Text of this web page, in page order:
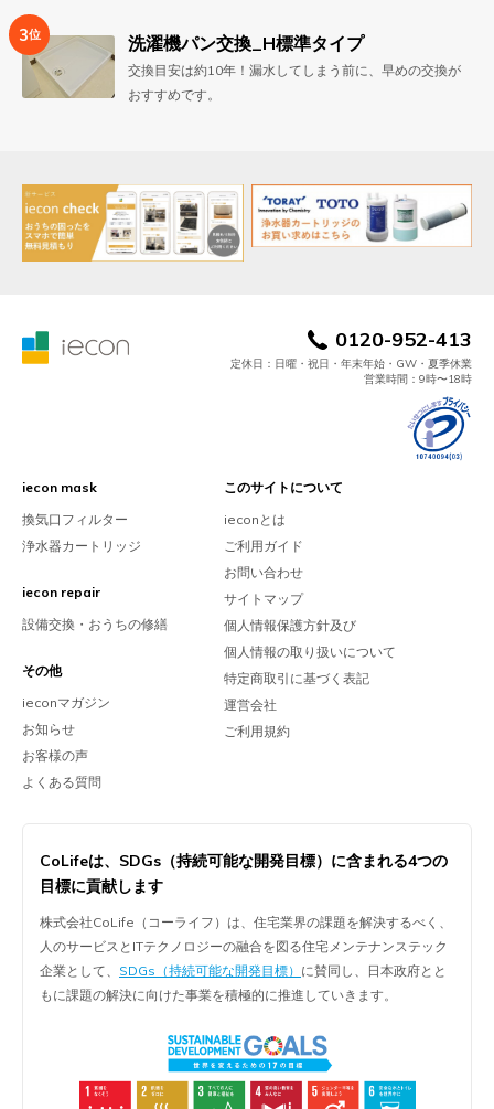
3位 洗濯機パン交換_H標準タイプ
交換目安は約10年！漏水してしまう前に、早めの交換が
おすすめです。
0120-952-413
定休日：日曜・祝日・年末年始・GW・夏季休業
営業時間：9時〜18時
iecon mask
換気口フィルター
浄水器カートリッジ
iecon repair
設備交換・おうちの修繕
その他
ieconマガジン
お知らせ
お客様の声
よくある質問
このサイトについて
ieconとは
ご利用ガイド
お問い合わせ
サイトマップ
個人情報保護方針及び
個人情報の取り扱いについて
特定商取引に基づく表記
運営会社
ご利用規約
CoLifeは、 SDGs（持続可能な開発目標）に含まれる4つの
目標に貢献します
株式会社CoLife（コーライフ）は、住宅業界の課題を解決するべく、
人のサービスとITテクノロジーの融合を図る住宅メンテナンステック
企業として、 SDGs（持続可能な開発目標） に賛同し、日本政府とと
もに課題の解決に向けた事業を積極的に推進していきます。